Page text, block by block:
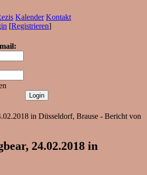
Kalender Kontakt
[Registrieren]
in Düsseldorf, Brause - Bericht von
24.02.2018 in